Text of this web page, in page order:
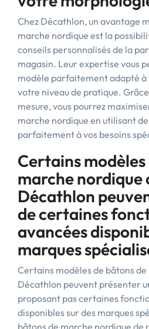
Chez Décathlon, un avantage
marche nordique est la
conseils personnalisés de la
magasin. Leur expertise vous
modèle parfaitement adapté
votre niveau de pratique.
mesure, vous pourrez
marche nordique en utilisant
parfaitement à vos besoins
Certains
marche nordique
Décathlon
de certaines
avancées
marques
Certains modèles de bâtons
Décathlon peuvent présenter
proposant pas certaines
disponibles sur des marques
bâtons de marche nordique de